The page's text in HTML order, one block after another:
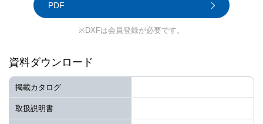
PDF
※DXFは会員登録が必要です。
資料ダウンロード
掲載カタログ
取扱説明書